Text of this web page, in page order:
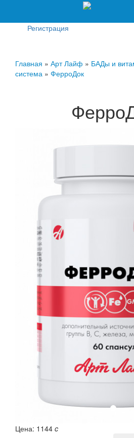
Регистрация
Главная » Арт Лайф » БАДы и
система » ФерроДок
Цена: 1144 c